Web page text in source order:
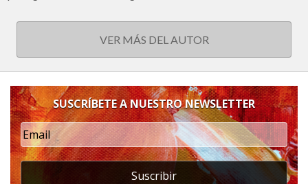
VER MÁS DEL AUTOR
SUSCRÍBETE A NUESTRO NEWSLETTER
Suscribir